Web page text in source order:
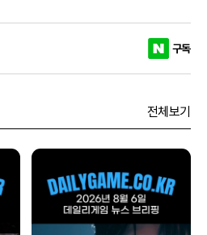
구독
전체보기